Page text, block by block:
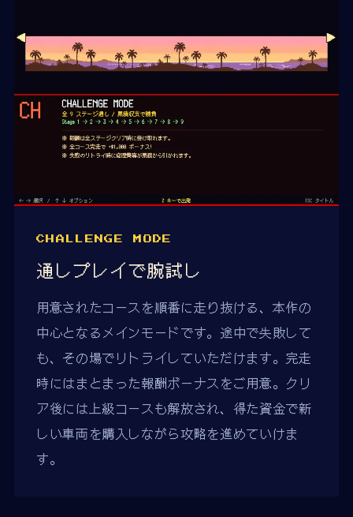
CHALLENGE MODE
通しプレイで腕試し
用意されたコースを順番に走り抜ける、本作の
中心となるメインモードです。途中で失敗して
も、その場でリトライしていただけます。完走
時にはまとまった報酬ボーナスをご用意。クリ
ア後には上級コースも解放され、得た資金で新
しい車両を購入しながら攻略を進めていけま
す。